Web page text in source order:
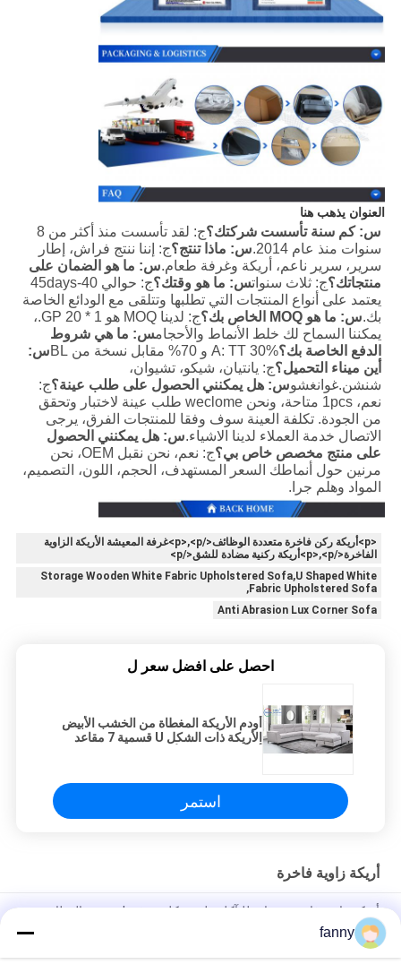
العنوان يذهب هنا
س: كم سنة تأسست شركتك؟
ج: لقد تأسست منذ أكثر من 8
سنوات منذ عام 2014.
س: ماذا تنتج؟
سرير، سرير ناعم، أريكة وغرفة طعام.
منتجاتك؟ج: ثلاث سنواتس: ما هو وقتك؟
ج: حوالي 40-45days
بك.س: ما هو MOQ الخاص بك؟
يمكننا السماح لك خلط الأنماط والأحجام
الدفع الخاصة بك؟A: TT 30% و 70% مقابل نسخة من BL
أين ميناء التحميل؟
شنشن.غوانغشوس: هل يمكنني الحصول على طلب عينة؟
الاتصال خدمة العملاء لدينا الاشياء.
على منتج مخصص خاص بي؟
المواد وهلم جرا.
<p>أريكة ركن فاخرة متعددة الوظائف</p>,<p>غرفة المعيشة الأريكة الزاوية
الفاخرة</p>,<p>أريكة ركنية مضادة للشق</p>
Storage Wooden White Fabric Upholstered Sofa,U Shaped White
Fabric Upholstered Sofa,
Anti Abrasion Lux Corner Sofa
احصل على افضل سعر ل
أودم الأريكة المغطاة من الخشب الأبيض
الأريكة ذات الشكل U قسمية 7 مقاعد
استمر
أريكة زاوية فاخرة
أريكة زاوية فاخرة مضادة للتآكل على شكل حرف L متعددة الوظائف
وعمليةfanny